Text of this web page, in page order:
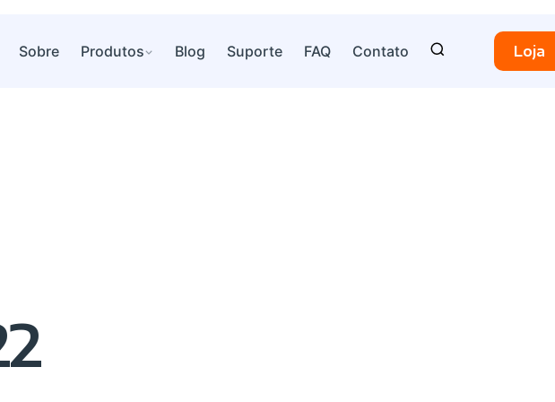
Sobre Produtos Blog Suporte FAQ Contato Loja